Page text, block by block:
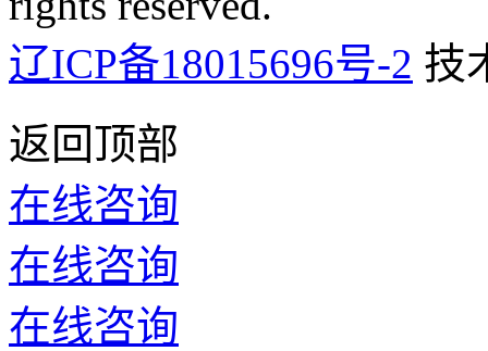
辽ICP备18015696号-2 技
返回顶部
在线咨询
在线咨询
在线咨询